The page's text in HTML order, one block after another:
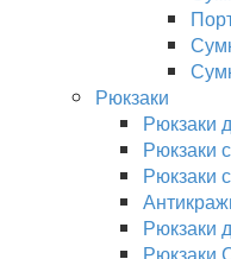
Рюкзаки
Рюкзаки
Рюкзаки
Рюкзаки
Рюкзаки